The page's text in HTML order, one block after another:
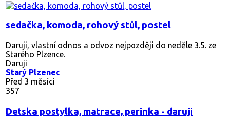
sedačka, komoda, rohový stůl, postel
Daruji, vlastní odnos a odvoz nejpozději do neděle 3.5. ze
Starého Plzence.
Daruji
Starý Plzenec
Před 3 měsíci
357
Detska postylka, matrace, perinka - daruji